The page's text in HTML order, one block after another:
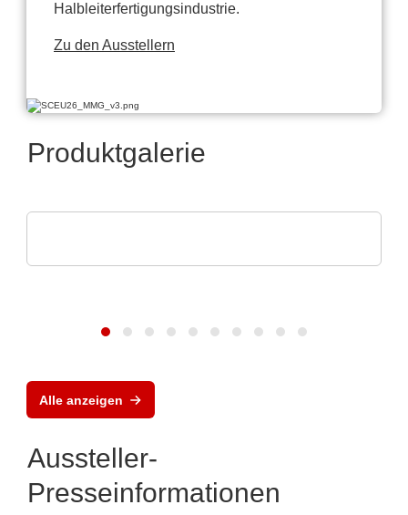
Halbleiterfertigungsindustrie.
Zu den Ausstellern
Produktgalerie
Alle anzeigen
Aussteller-
Presseinformationen